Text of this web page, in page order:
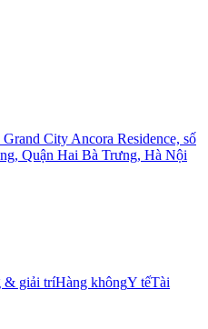
City Ancora Residence, số
Quận Hai Bà Trưng, Hà Nội
& giải tríHàng khôngY tếTài